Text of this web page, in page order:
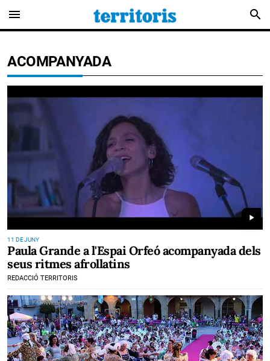
menu search
ACOMPANYADA
play_arrow
11 DE JUNY
Paula Grande a l'Espai Orfeó acompanyada dels
seus ritmes afrollatins
REDACCIÓ TERRITORIS